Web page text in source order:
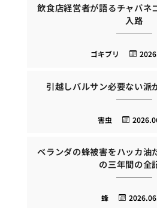
飲食店経営者が語るチャバネ
入路
ゴキブリ
引越しバルサン必要ない派
害虫
ベランダの蜂被害をハッカ油
の三年間の全
蜂